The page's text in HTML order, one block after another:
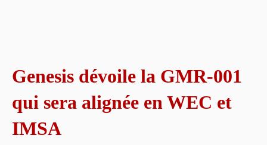
Genesis dévoile la GMR-001
qui sera alignée en WEC et
IMSA